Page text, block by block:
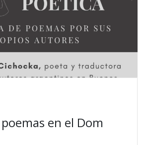
en el Dom